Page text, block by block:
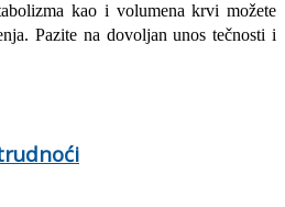
kao i volumena krvi možete
Pazite na dovoljan unos tečnosti i